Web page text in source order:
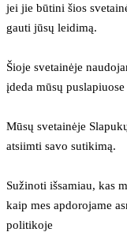
jei jie būtini šios
gauti jūsų leidimą.
Šioje svetainėje
įdeda mūsų
Mūsų svetainėje
atsiimti savo sutikimą.
Sužinoti išsamiau, kas
kaip mes apdorojame
politikoje